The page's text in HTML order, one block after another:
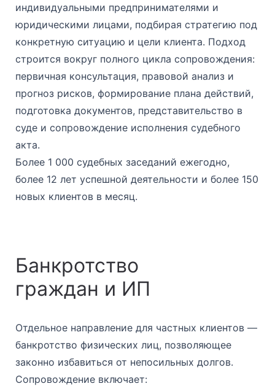
индивидуальными предпринимателями и
юридическими лицами, подбирая стратегию под
конкретную ситуацию и цели клиента. Подход
строится вокруг полного цикла сопровождения:
первичная консультация, правовой анализ и
прогноз рисков, формирование плана действий,
подготовка документов, представительство в
суде и сопровождение исполнения судебного
акта.
Более 1 000 судебных заседаний ежегодно,
более 12 лет успешной деятельности и более 150
новых клиентов в месяц.
Банкротство
граждан и ИП
Отдельное направление для частных клиентов —
банкротство физических лиц, позволяющее
законно избавиться от непосильных долгов.
Сопровождение включает: